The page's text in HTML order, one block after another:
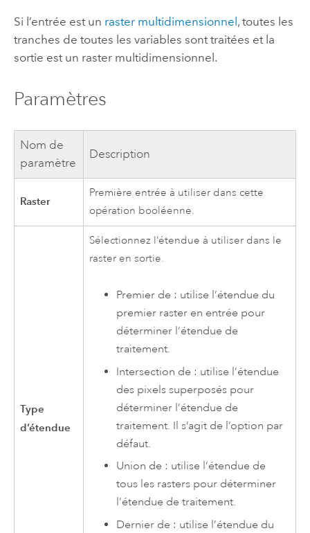
Si l’entrée est un raster multidimensionnel , toutes les
tranches de toutes les variables sont traitées et la
sortie est un raster multidimensionnel.
Paramètres
Nom de
paramètre
Description
Raster
Première entrée à utiliser dans cette
opération booléenne.
Type
d’étendue
Sélectionnez l’étendue à utiliser dans le
raster en sortie.
Premier de : utilise l’étendue du
premier raster en entrée pour
déterminer l’étendue de
traitement.
Intersection de : utilise l’étendue
des pixels superposés pour
déterminer l’étendue de
traitement. Il s’agit de l’option par
défaut.
Union de : utilise l’étendue de
tous les rasters pour déterminer
l’étendue de traitement.
Dernier de : utilise l’étendue du